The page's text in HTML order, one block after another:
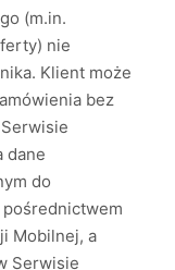
(m.in.
nie
Klient może
bez
dane
do
pośrednictwem
Mobilnej, a
Serwisie